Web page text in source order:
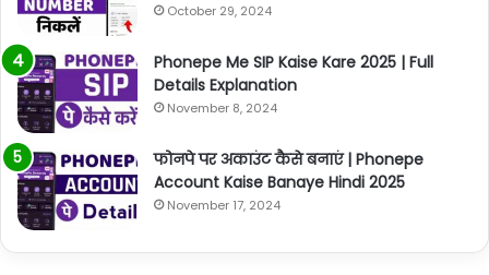
October 29, 2024
Phonepe Me SIP Kaise Kare 2025 | Full
Details Explanation
November 8, 2024
फोनपे पर अकाउंट कैसे बनाएं | Phonepe
Account Kaise Banaye Hindi 2025
November 17, 2024